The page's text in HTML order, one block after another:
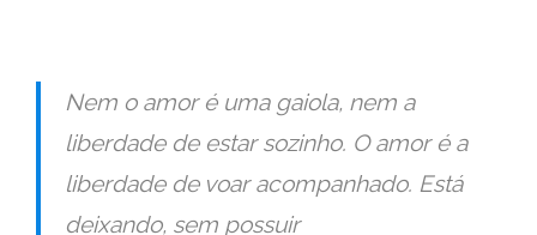
Nem o amor é uma gaiola, nem a
liberdade de estar sozinho. O amor é a
liberdade de voar acompanhado. Está
deixando, sem possuir